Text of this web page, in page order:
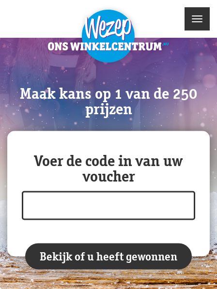
Maak kans op 1 van de 250
prijzen
Voer de code in van uw
voucher
Bekijk of u heeft gewonnen